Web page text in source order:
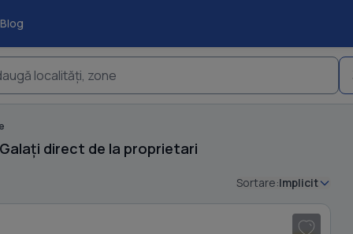
Blog
localități, zone
direct de la proprietari
Sortare:Implicit
1
/ 14